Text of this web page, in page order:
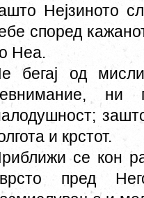
Нејзиното
според
Неа.
бегај од
ни
и крстот.
се кон
пред